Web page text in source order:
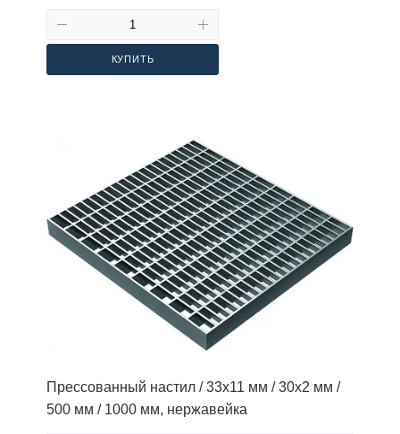
КУПИТЬ
Прессованный настил / 33х11 мм / 30х2 мм /
500 мм / 1000 мм, нержавейка